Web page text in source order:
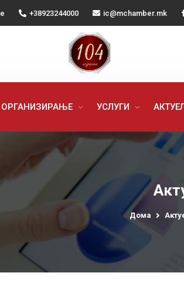
+38923244000 ic@mchamber.mk
УСЛУГИ
Дома